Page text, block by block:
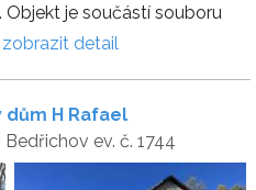
je součástí souboru
zobrazit detail
dům H Rafael
Bedřichov ev. č. 1744